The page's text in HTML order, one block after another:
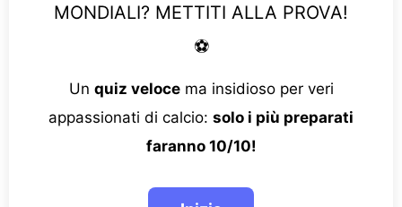
MONDIALI? METTITI ALLA PROVA!
⚽
Un quiz velocema insidioso per veri
appassionati di calcio: solo i più preparati
faranno 10/10!